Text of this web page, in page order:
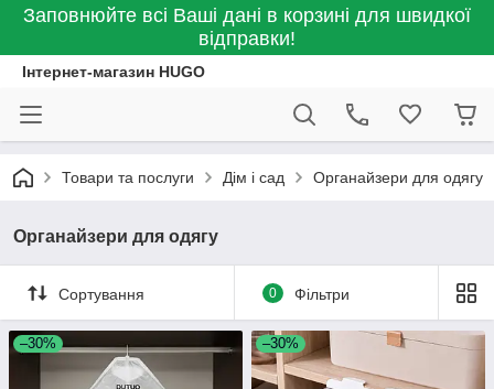
Заповнюйте всі Ваші дані в корзині для швидкої
відправки!
Інтернет-магазин HUGO
Товари та послуги Дім і сад Органайзери для одягу
Органайзери для одягу
Сортування 0 Фільтри
–30% –30%